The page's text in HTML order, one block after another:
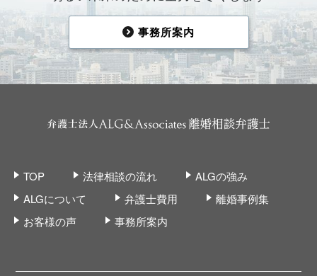
事務所案内
TOP 法律相談の流れ
ALGの強み
ALGについて
弁護士費用
離婚事例集
お客様の声
事務所案内